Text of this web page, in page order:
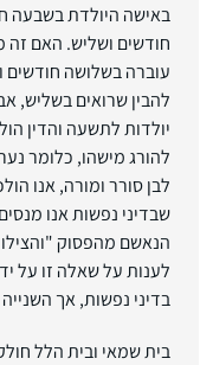
באישה היולדת בשבעה
חודשים ושליש. האם זה
עוברה בשלושה
להבין שרואים בשליש,
יולדות לתשעה והדין
להורג מישהו, כלומר
לבן סורר ומורה, אנו
שבדיני נפשות אנו
הנאשם מהפסוק
לענות על שאלה זו על
בדיני נפשות, אך
בית שמאי ובית הלל